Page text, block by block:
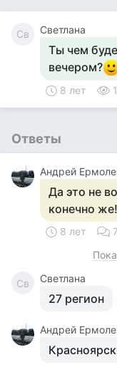
Св Светлана
Ты чем
вечером?
8 лет
Ответы
Андрей
Да это не
конечно
8 лет
Св Светлана
27 регион
Андрей